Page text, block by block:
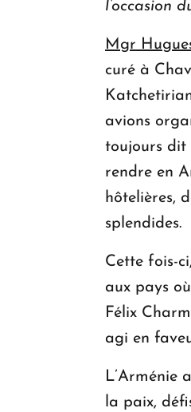
l’occasion
Mgr
curé à
avions
toujours dit
rendre en
hôtelières,
splendides.
Cette fois-
aux pays
Félix
agi en
L’Arménie
la paix,